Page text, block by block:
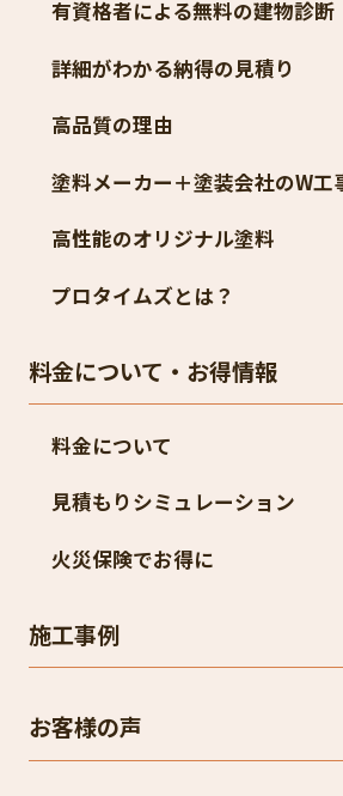
有資格者による無料の建物診断
詳細がわかる納得の見積り
高品質の理由
塗料メーカー＋塗装会社のW工
高性能のオリジナル塗料
プロタイムズとは？
料金について・お得情報
料金について
見積もりシミュレーション
火災保険でお得に
施工事例
お客様の声